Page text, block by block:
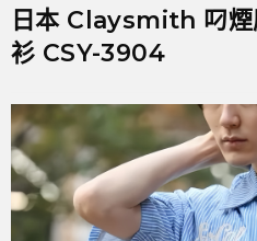
日本 Claysmith 叼煙
衫 CSY-3904